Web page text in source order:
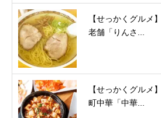
【せっかくグルメ
老舗「りんさ...
【せっかくグルメ
町中華「中華...